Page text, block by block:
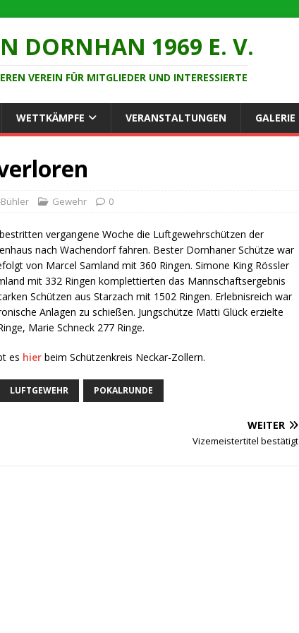
DORNHAN 1969 E. V.
VEREIN FÜR MITGLIEDER UND INTERESSIERTE
WETTKÄMPFE VERANSTALTUNGEN GALERIE
Gewehr 0
vergangene Woche die Luftgewehrschützen der
nach Wachendorf fahren. Bester Dornhaner Schütze war
von Marcel Samland mit 360 Ringen. Simone King Rössler
mit 332 Ringen komplettierten das Mannschaftsergebnis
Schützen aus Starzach mit 1502 Ringen. Erlebnisreich war
Anlagen zu schießen. Jungschütze Matti Glück erzielte
Marie Schneck 277 Ringe.
es hier beim Schützenkreis Neckar-Zollern.
LUFTGEWEHR POKALRUNDE
WEITER
Vizemeistertitel bestätigt